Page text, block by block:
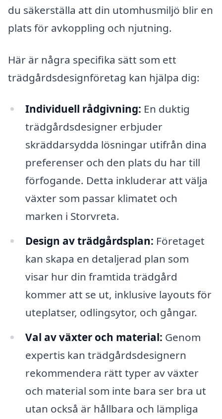
du säkerställa att din utomhusmiljö blir en
plats för avkoppling och njutning.
Här är några specifika sätt som ett
trädgårdsdesignföretag kan hjälpa dig:
Individuell rådgivning: En duktig
trädgårdsdesigner erbjuder
skräddarsydda lösningar utifrån dina
preferenser och den plats du har till
förfogande. Detta inkluderar att välja
växter som passar klimatet och
marken i Storvreta.
Design av trädgårdsplan: Företaget
kan skapa en detaljerad plan som
visar hur din framtida trädgård
kommer att se ut, inklusive layouts för
uteplatser, odlingsytor, och gångar.
Val av växter och material: Genom
expertis kan trädgårdsdesignern
rekommendera rätt typer av växter
och material som inte bara ser bra ut
utan också är hållbara och lämpliga